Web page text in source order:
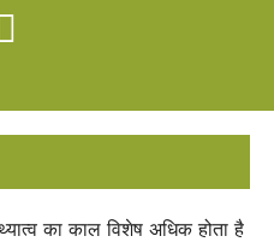
का काल विशेष अधिक होता है